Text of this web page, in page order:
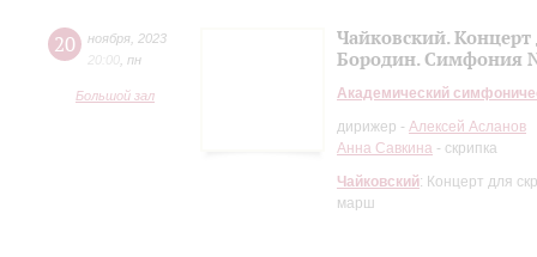
20 ноября 2023
20:00 пн
Большой зал
Чайковский.
Бородин. Симфония
Академический
дирижер - Алексей Асланов
Анна Савкина - скрипка
Чайковский: Концерт для
марш